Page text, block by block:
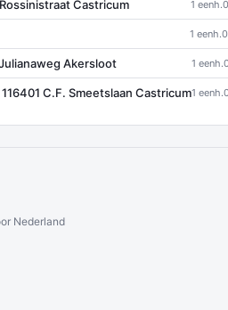
Castricum 1 eenh.
1 eenh.
Akersloot 1 eenh.
C.F. Smeetslaan Castricum1 eenh.
Nederland